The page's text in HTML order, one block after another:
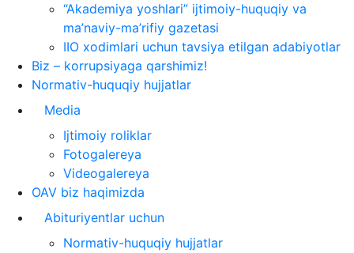
“Akademiya yoshlari” ijtimoiy-huquqiy va
ma’naviy-ma’rifiy gazetasi
IIO xodimlari uchun tavsiya etilgan adabiyotlar
Biz – korrupsiyaga qarshimiz!
Normativ-huquqiy hujjatlar
Media
Ijtimoiy roliklar
Fotogalereya
Videogalereya
OAV biz haqimizda
Abituriyentlar uchun
Normativ-huquqiy hujjatlar